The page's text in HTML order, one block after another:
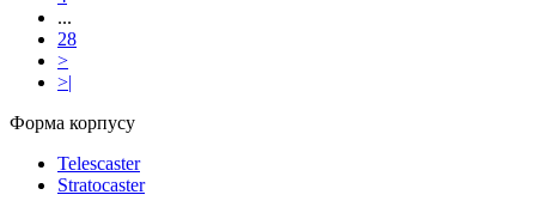
...
28
>
>|
Форма корпусу
Telescaster
Stratocaster